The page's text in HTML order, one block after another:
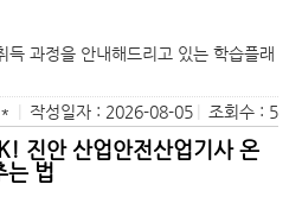
과정을 안내해드리고 있는 학습플래
작성일자 : 2026-08-05 조회수 : 5
진안 산업안전산업기사 온
는 법